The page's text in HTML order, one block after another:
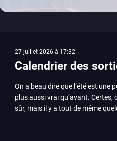
27 juillet 2026 à 17:32
Calendrier des
On a beau dire que l’été est une
plus aussi vrai qu’avant. Certes,
sûr, mais il y a tout de même